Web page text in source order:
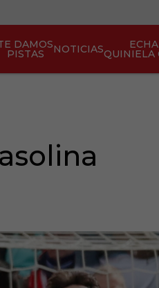
DAMOS
PISTAS NOTICIASQUINIELA